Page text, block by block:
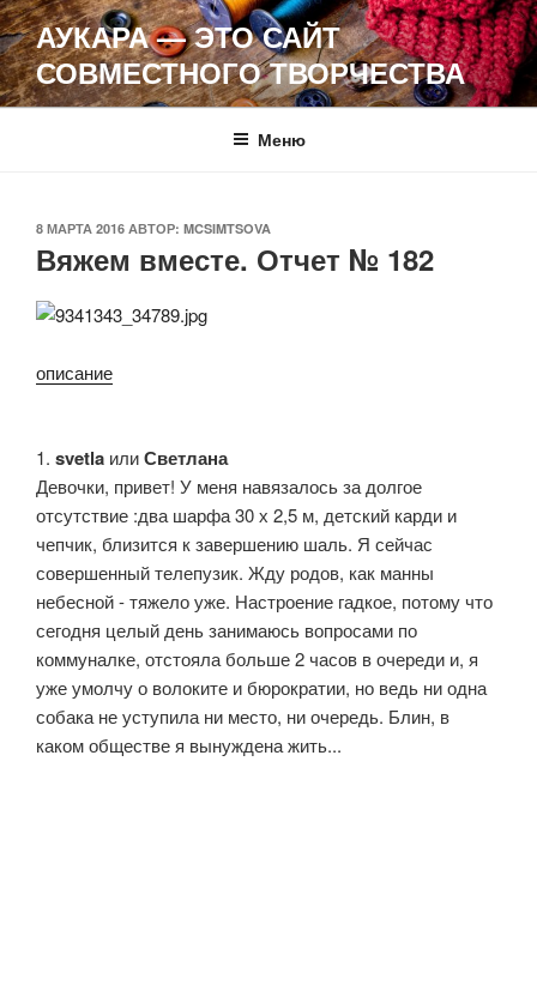
Перейти
к
содержимому
АУКАРА — ЭТО САЙТ
СОВМЕСТНОГО ТВОРЧЕСТВА
Меню
ОПУБЛИКОВАНО
8 МАРТА 2016 АВТОР: MCSIMTSOVA
Вяжем вместе. Отчет № 182
описание
1. svetla илиСветлана
Девочки, привет! У меня навязалось за долгое
отсутствие :два шарфа 30 х 2,5 м, детский карди и
чепчик, близится к завершению шаль. Я сейчас
совершенный телепузик. Жду родов, как манны
небесной - тяжело уже. Настроение гадкое, потому что
сегодня целый день занимаюсь вопросами по
коммуналке, отстояла больше 2 часов в очереди и, я
уже умолчу о волоките и бюрократии, но ведь ни одна
собака не уступила ни место, ни очередь. Блин, в
каком обществе я вынуждена жить...